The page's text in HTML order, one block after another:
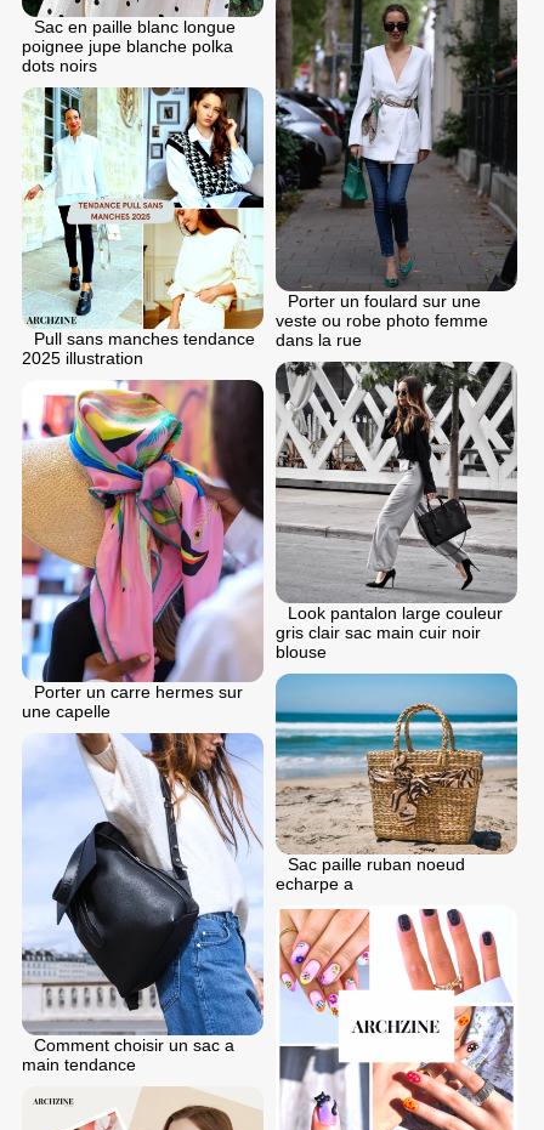
Sac en paille blanc longue
poignee jupe blanche polka
dots noirs
Porter un foulard sur une
veste ou robe photo femme
dans la rue
Pull sans manches tendance
2025 illustration
Look pantalon large couleur
gris clair sac main cuir noir
blouse
Porter un carre hermes sur
une capelle
Sac paille ruban noeud
echarpe a
Comment choisir un sac a
main tendance